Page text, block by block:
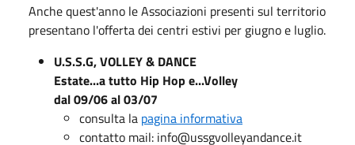
Anche quest'anno le Associazioni presenti sul territorio
presentano l'offerta dei centri estivi per giugno e luglio.
U.S.S.G, VOLLEY & DANCE
Estate...a tutto Hip Hop e...Volley
dal 09/06 al 03/07
consulta la pagina informativa
contatto mail: info@ussgvolleyandance.it